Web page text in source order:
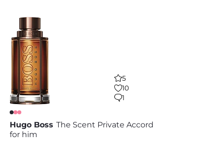
5
10
1
Hugo Boss The Scent Private Accord
for him